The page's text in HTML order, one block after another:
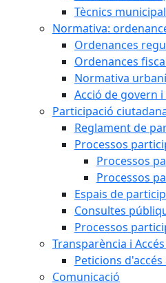
Tècnics
Normativa:
Ordenances
Ordenances
Normativa
Acció de govern
Participació
Reglament de
Processos
Processos
Processos
Espais de
Consultes
Processos
Transparència i
Peticions
Comunicació